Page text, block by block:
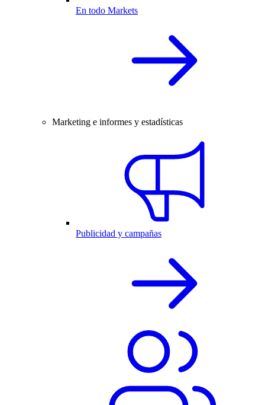
En todo Markets
Marketing e informes y estadísticas
Publicidad y campañas